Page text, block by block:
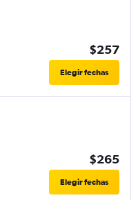
$257
Elegir fechas
$265
Elegir fechas